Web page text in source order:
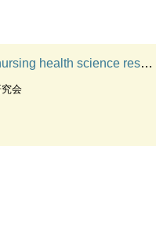
health science research
会